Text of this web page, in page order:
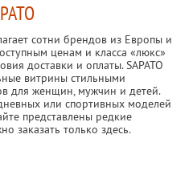
сотни брендов из Европы и
ценам и класса «люкс»
доставки и оплаты. SAPATO
витрины стильными
для женщин, мужчин и детей.
или спортивных моделей
представлены редкие
заказать только здесь.